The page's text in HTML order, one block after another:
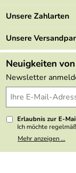
Mehrwertsteuerfrei
Retourenportal
FAQs
Lieferbedingungen
Delivery Terms
Kundenlogin
Marken
Angebote
Made in Germany
Themen
Wir über uns
Presse
Unsere Zahlarten
Unsere
Neuigkeiten
Newsletter
Erlaubnis zur E-
Ich möchte
Meine E-Mail-
weitergegeben. Zu
Mehr anzeigen ...